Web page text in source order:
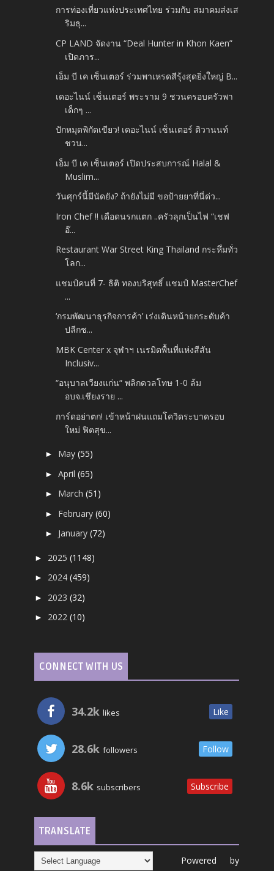
การท่องเที่ยวแห่งประเทศไทย ร่วมกับ สมาคมส่งเส
ริมธุ...
CP LAND จัดงาน “Deal Hunter in Khon Kaen”
เปิดภาร...
เอ็ม บี เค เซ็นเตอร์ ร่วมพาเหรดสีรุ้งสุดยิ่งใหญ่ B...
เดอะไนน์ เซ็นเตอร์ พระราม 9 ชวนครอบครัวพา
เด็กๆ ...
ปักหมุดพิกัดเขียว! เดอะไนน์ เซ็นเตอร์ ติวานนท์
ชวน...
เอ็ม บี เค เซ็นเตอร์ เปิดประสบการณ์ Halal &
Muslim...
วันศุกร์นี้มีนัดยัง? ถ้ายังไม่มี ขอป้ายยาที่นี่ด่ว...
Iron Chef !! เดือดนรกแตก ..ครัวลุกเป็นไฟ “เชฟ
อ๊...
Restaurant War Street King Thailand กระหึ่มทั่ว
โลก...
แชมป์คนที่ 7- ธิติ ทองบริสุทธิ์ แชมป์ MasterChef
...
‘กรมพัฒนาธุรกิจการค้า’ เร่งเดินหน้ายกระดับค้า
ปลีกช...
MBK Center x จุฬาฯ เนรมิตพื้นที่แห่งสีสัน
Inclusiv...
“อนุบาลเวียงแก่น“ พลิกดวลโทษ 1-0 ล้ม
อบจ.เชียงราย ...
การ์ดอย่าตก! เข้าหน้าฝนแถมโควิดระบาดรอบ
ใหม่ ฟิตสุข...
► May(55)
►April(65)
► March(51)
► February(60)
► January(72)
► 2025(1148)
► 2024(459)
► 2023(32)
► 2022(10)
CONNECT WITH US
34.2k likes Like
28.6k followers Follow
8.6k subscribers Subscribe
TRANSLATE
Powered by